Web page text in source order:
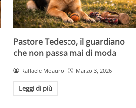
Pastore Tedesco, il guardiano
che non passa mai di moda
Raffaele Moauro Marzo 3, 2026
Leggi di più